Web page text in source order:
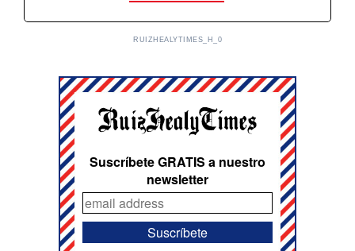
RUIZHEALYTIMES_H_0
Suscríbete GRATIS a nuestro
newsletter